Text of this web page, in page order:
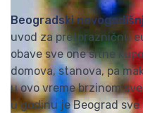
Beogradski
uvod za pretprazničnu
obave sve one sitne
domova, stanova, pa
u ovo vreme brzinom
u godinu je Beograd